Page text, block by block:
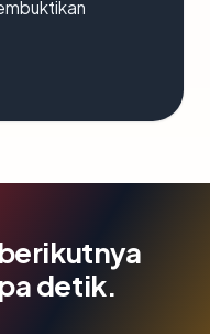
detik.